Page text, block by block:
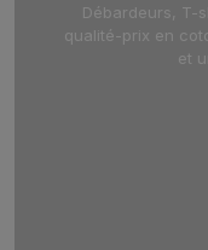
Débardeurs, T-
qualité-prix en
et